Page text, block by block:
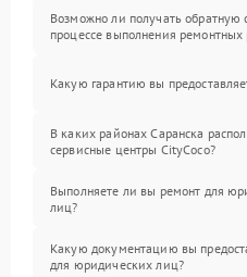
Возможно ли получать обратную
процессе выполнения ремонтных
Какую гарантию вы
В каких районах Саранска
сервисные центры CityCoco?
Выполняете ли вы ремонт для
лиц?
Какую документацию вы
для юридических лиц?